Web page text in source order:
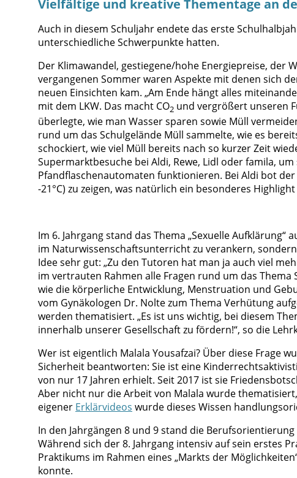
Vielfältige und kreative Thementage an
Auch in diesem Schuljahr endete das erste
unterschiedliche Schwerpunkte hatten.
Der Klimawandel, gestiegene/hohe Energiepreise, der
vergangenen Sommer waren Aspekte mit denen sich
neuen Einsichten kam. „Am Ende hängt alles
mit dem LKW. Das macht CO2 und vergrößert unseren
überlegte, wie man Wasser sparen sowie Müll
rund um das Schulgelände Müll sammelte, wie es
schockiert, wie viel Müll bereits nach so kurzer Zeit
Supermarktbesuche bei Aldi, Rewe, Lidl oder famila,
Pfandflaschenautomaten funktionieren. Bei Aldi bot
-21°C) zu zeigen, was natürlich ein besonderes
Im 6. Jahrgang stand das Thema „Sexuelle
im Naturwissenschaftsunterricht zu verankern,
Idee sehr gut: „Zu den Tutoren hat man ja auch viel
im vertrauten Rahmen alle Fragen rund um das
wie die körperliche Entwicklung, Menstruation und
vom Gynäkologen Dr. Nolte zum Thema Verhütung
werden thematisiert. „Es ist uns wichtig, bei diesem
innerhalb unserer Gesellschaft zu fördern!“, so die
Wer ist eigentlich Malala Yousafzai? Über diese Frage
Sicherheit beantworten: Sie ist eine
von nur 17 Jahren erhielt. Seit 2017 ist sie
Aber nicht nur die Arbeit von Malala wurde
eigener Erklärvideos wurde dieses Wissen
In den Jahrgängen 8 und 9 stand die
Während sich der 8. Jahrgang intensiv auf sein erstes
Praktikums im Rahmen eines „Markts der
konnte.